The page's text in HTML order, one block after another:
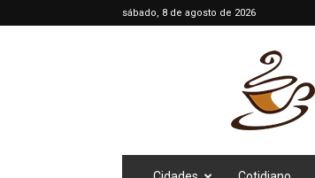
sábado, 8 de agosto de 2026